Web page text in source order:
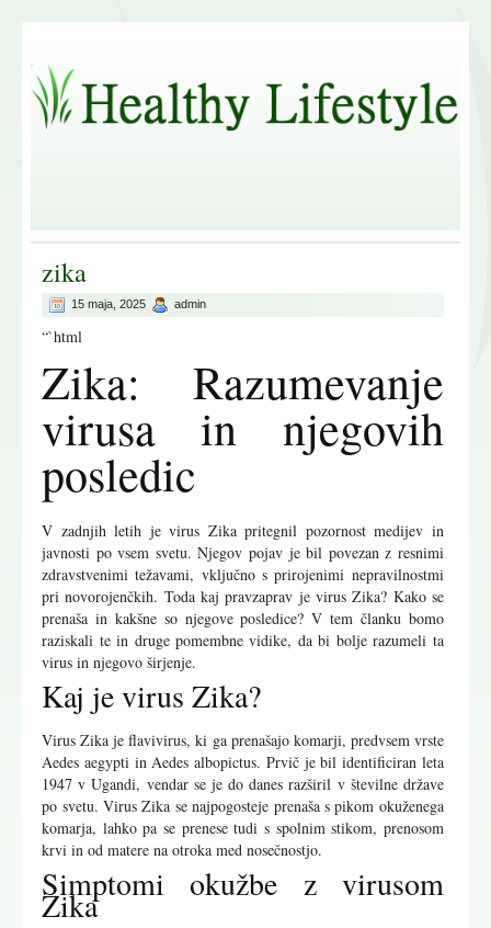
zika
15 maja, 2025 admin
“`html
Zika: Razumevanje
virusa in njegovih
posledic
V zadnjih letih je virus Zika pritegnil pozornost medijev in
javnosti po vsem svetu. Njegov pojav je bil povezan z resnimi
zdravstvenimi težavami, vključno s prirojenimi nepravilnostmi
pri novorojenčkih. Toda kaj pravzaprav je virus Zika? Kako se
prenaša in kakšne so njegove posledice? V tem članku bomo
raziskali te in druge pomembne vidike, da bi bolje razumeli ta
virus in njegovo širjenje.
Kaj je virus Zika?
Virus Zika je flavivirus, ki ga prenašajo komarji, predvsem vrste
Aedes aegypti in Aedes albopictus. Prvič je bil identificiran leta
1947 v Ugandi, vendar se je do danes razširil v številne države
po svetu. Virus Zika se najpogosteje prenaša s pikom okuženega
komarja, lahko pa se prenese tudi s spolnim stikom, prenosom
krvi in od matere na otroka med nosečnostjo.
Simptomi okužbe z virusom
Zika